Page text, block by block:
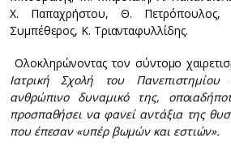
Χ. Παπαχρήστου, Θ.
Συμπέθερος, Κ. Τριανταφυλλίδης.
Ολοκληρώνοντας τον σύντομο
Ιατρική Σχολή του
ανθρώπινο δυναμικό της,
προσπαθήσει να φανεί αντάξια της
που έπεσαν «υπέρ βωμών και εστιών».